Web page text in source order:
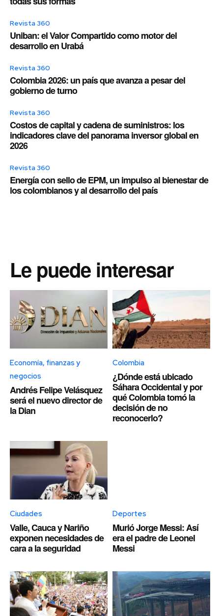
Revista 360
Uniban: el Valor Compartido como motor del
desarrollo en Urabá
Revista 360
Colombia 2026: un país que avanza a pesar del
gobierno de turno
Revista 360
Costos de capital y cadena de suministros: los
indicadores clave del panorama inversor global en
2026
Revista 360
Energía con sello de EPM, un impulso al bienestar de
los colombianos y al desarrollo del país
Le puede interesar
Economía, finanzas y
negocios
Andrés Felipe Velásquez
será el nuevo director de
la Dian
Colombia
¿Dónde está ubicado
Sáhara Occidental y por
qué Colombia tomó la
decisión de no
reconocerlo?
Ciudades
Valle, Cauca y Nariño
exponen necesidades de
cara a la seguridad
Deportes
Murió Jorge Messi: Así
era el padre de Leonel
Messi